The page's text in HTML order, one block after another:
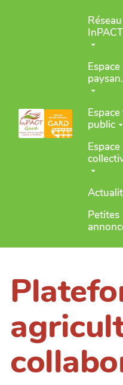
Aller au contenu principal
Réseau
Espace
public
Espace
Petites